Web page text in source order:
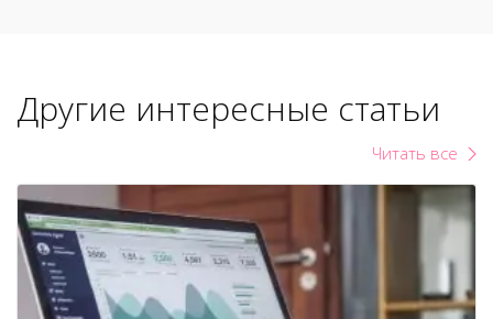
Другие интересные статьи
Читать все